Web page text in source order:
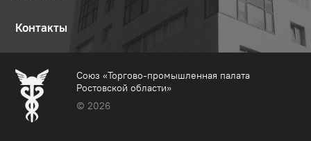
Контакты
Союз «Торгово-промышленная палата
Ростовской области»
© 2026